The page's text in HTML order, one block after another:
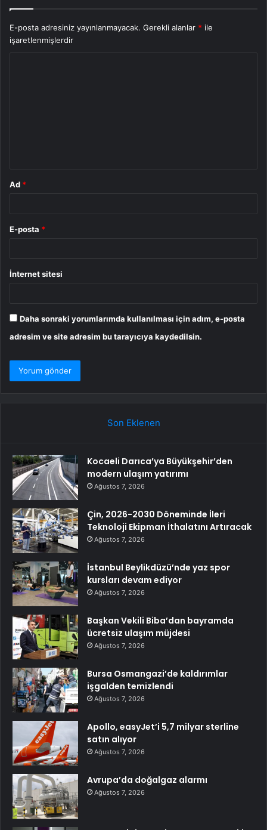
E-posta adresiniz yayınlanmayacak. Gerekli alanlar * ile
işaretlenmişlerdir
Ad *
E-posta *
İnternet sitesi
Daha sonraki yorumlarımda kullanılması için adım, e-posta
adresim ve site adresim bu tarayıcıya kaydedilsin.
Son Eklenen
Kocaeli Darıca’ya Büyükşehir’den
modern ulaşım yatırımı
Ağustos 7, 2026
Çin, 2026-2030 Döneminde İleri
Teknoloji Ekipman İthalatını Artıracak
Ağustos 7, 2026
İstanbul Beylikdüzü’nde yaz spor
kursları devam ediyor
Ağustos 7, 2026
Başkan Vekili Biba’dan bayramda
ücretsiz ulaşım müjdesi
Ağustos 7, 2026
Bursa Osmangazi’de kaldırımlar
işgalden temizlendi
Ağustos 7, 2026
Apollo, easyJet’i 5,7 milyar sterline
satın alıyor
Ağustos 7, 2026
Avrupa’da doğalgaz alarmı
Ağustos 7, 2026